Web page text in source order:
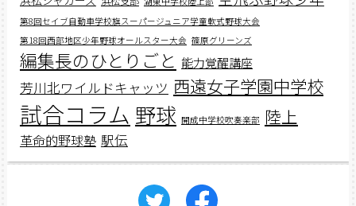
第8回セイブ自動車学校旗スーパージュニア学童軟式野球大会
第18回西部地区少年野球オールスター大会 篠原グリーンズ
編集長のひとりごと 能力覚醒講座
芳川北ワイルドキャッツ 西遠女子学園中学校
試合コラム 野球 開成中学校吹奏楽部 陸上
革命的野球塾 駅伝